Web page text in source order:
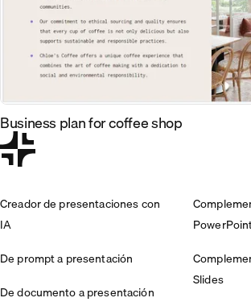
Business plan for coffee shop
Creador de presentaciones con
IA
De prompt a presentación
De documento a presentación
Slides